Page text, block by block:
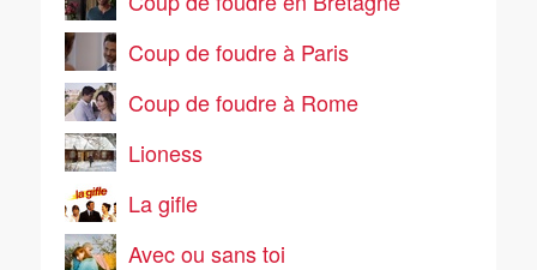
Coup de foudre à Paris
Coup de foudre à Rome
Lioness
La gifle
Avec ou sans toi